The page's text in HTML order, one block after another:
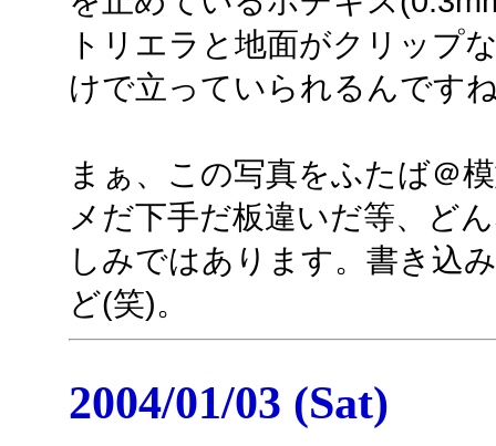
トリエラと地面がクリップ
けで立っていられるんです
まぁ、この写真をふたば＠
メだ下手だ板違いだ等、ど
しみではあります。書き込
ど(笑)。
2004/01/03 (Sat)